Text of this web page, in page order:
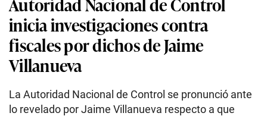
inicia investigaciones contra
fiscales por dichos de Jaime
Villanueva
La Autoridad Nacional de Control se pronunció ante
lo revelado por Jaime Villanueva respecto a que